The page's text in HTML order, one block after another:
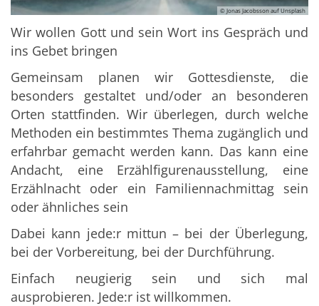
© Jonas Jacobsson auf Unsplash
Wir wollen Gott und sein Wort ins Gespräch und
ins Gebet bringen
Gemeinsam planen wir Gottesdienste, die
besonders gestaltet und/oder an besonderen
Orten stattfinden. Wir überlegen, durch welche
Methoden ein bestimmtes Thema zugänglich und
erfahrbar gemacht werden kann. Das kann eine
Andacht, eine Erzählfigurenausstellung, eine
Erzählnacht oder ein Familiennachmittag sein
oder ähnliches sein
Dabei kann jede:r mittun – bei der Überlegung,
bei der Vorbereitung, bei der Durchführung.
Einfach neugierig sein und sich mal
ausprobieren. Jede:r ist willkommen.